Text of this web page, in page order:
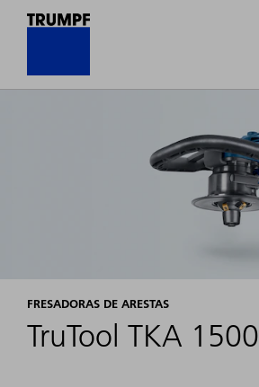
FRESADORAS DE ARESTAS
TruTool TKA 1500